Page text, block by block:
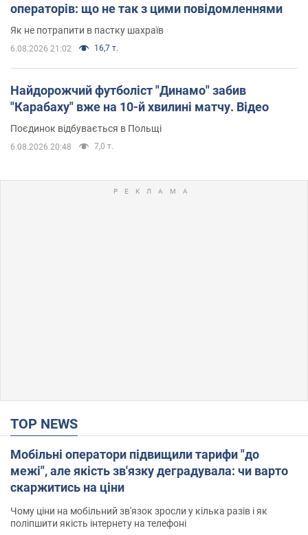
операторів: що не так з цими повідомленнями
Як не потрапити в пастку шахраїв
6.08.2026 21:02 16,7 т.
Найдорожчий футболіст "Динамо" забив
"Карабаху" вже на 10-й хвилині матчу. Відео
Поєдинок відбувається в Польщі
6.08.2026 20:48 7,0 т.
TOP NEWS
Мобільні оператори підвищили тарифи "до
межі", але якість зв'язку деградувала: чи варто
скаржитись на ціни
Чому ціни на мобільний зв'язок зросли у кілька разів і як
поліпшити якість інтернету на телефоні